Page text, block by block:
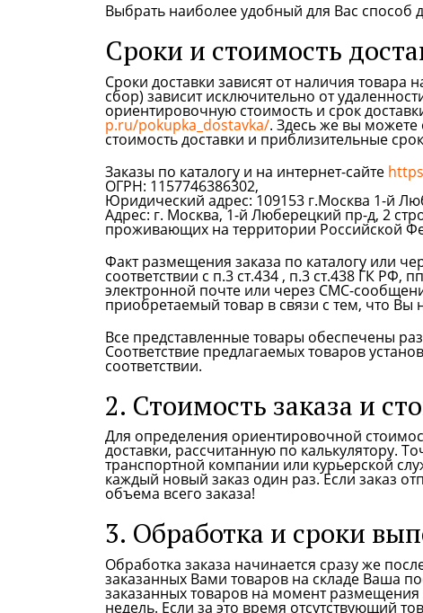
Выбрать наиболее удобный для Вас
Сроки и стоимость
Сроки доставки зависят от наличия товара
сбор) зависит исключительно от
ориентировочную стоимость и срок
p.ru/pokupka_dostavka/. Здесь же вы
стоимость доставки и приблизительные
Заказы по каталогу и на интернет-сайте
ОГРН: 1157746386302,
Юридический адрес: 109153 г.Москва 1-й
Адрес: г. Москва, 1-й Люберецкий пр-д, 2
проживающих на территории Российской
Факт размещения заказа по каталогу или
соответствии с п.3 ст.434 , п.3 ст.438 ГК
электронной почте или через СМС-
приобретаемый товар в связи с тем, что
Все представленные товары обеспечены
Соответствие предлагаемых товаров
соответствии.
2. Стоимость заказа и
Для определения ориентировочной
доставки, рассчитанную по калькулятору.
транспортной компании или курьерской
каждый новый заказ один раз. Если заказ
объема всего заказа!
3. Обработка и сроки
Обработка заказа начинается сразу же
заказанных Вами товаров на складе Ваша
заказанных товаров на момент размещения
недель. Если за это время отсутствующий